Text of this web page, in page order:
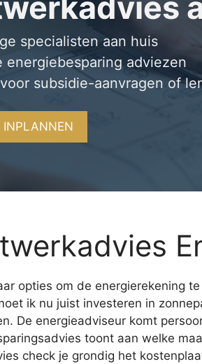
specialisten aan huis
energiebesparing adviezen
subsidie-aanvragen of
INPLANNEN
opties om de energierekening
ik nu juist investeren in
De energieadviseur komt
toont aan welke
check je grondig het